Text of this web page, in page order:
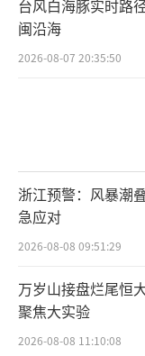
台风白海豚实时路
闽沿海
2026-08-07 20:35:50
浙江预警：风暴潮
急应对
2026-08-08 09:51:29
万岁山接盘烂尾恒
聚焦大实验
2026-08-08 11:10:08